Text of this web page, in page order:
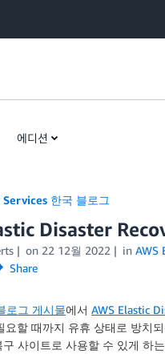
에디션
한국 블로그
Disaster
on 22 12월 2022 in AWS
Share
로그 게시물에서 AWS Elastic
요할 때까지 유휴 상태로 방치
사이트로 사용할 수 있게 하